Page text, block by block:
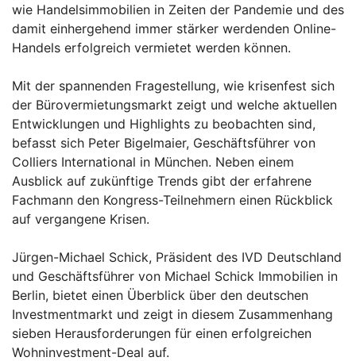
wie Handelsimmobilien in Zeiten der Pandemie und des
damit einhergehend immer stärker werdenden Online-
Handels erfolgreich vermietet werden können.
Mit der spannenden Fragestellung, wie krisenfest sich
der Bürovermietungsmarkt zeigt und welche aktuellen
Entwicklungen und Highlights zu beobachten sind,
befasst sich Peter Bigelmaier, Geschäftsführer von
Colliers International in München. Neben einem
Ausblick auf zukünftige Trends gibt der erfahrene
Fachmann den Kongress-Teilnehmern einen Rückblick
auf vergangene Krisen.
Jürgen-Michael Schick, Präsident des IVD Deutschland
und Geschäftsführer von Michael Schick Immobilien in
Berlin, bietet einen Überblick über den deutschen
Investmentmarkt und zeigt in diesem Zusammenhang
sieben Herausforderungen für einen erfolgreichen
Wohninvestment-Deal auf.